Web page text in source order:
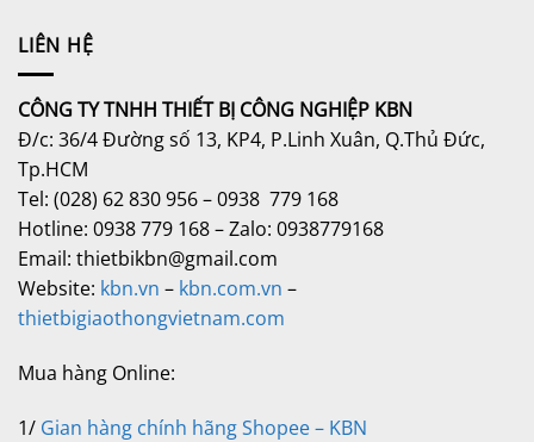
LIÊN HỆ
CÔNG TY TNHH THIẾT BỊ CÔNG NGHIỆP KBN
Đ/c: 36/4 Đường số 13, KP4, P.Linh Xuân, Q.Thủ Đức,
Tp.HCM
Tel: (028) 62 830 956 – 0938 779 168
Hotline: 0938 779 168 – Zalo: 0938779168
Email: thietbikbn@gmail.com
Website: kbn.vn – kbn.com.vn –
thietbigiaothongvietnam.com
Mua hàng Online:
1/ Gian hàng chính hãng Shopee – KBN